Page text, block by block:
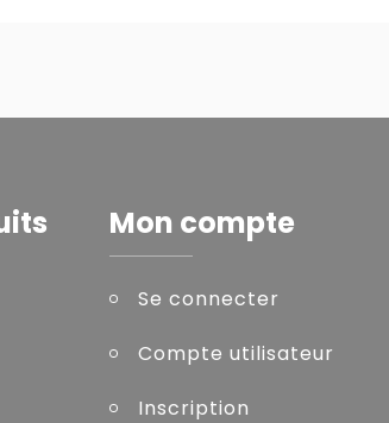
Mon compte
Se connecter
Compte utilisateur
Inscription